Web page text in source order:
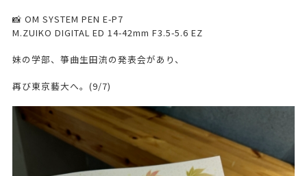
📸 OM SYSTEM PEN E-P7
M.ZUIKO DIGITAL ED 14-42mm F3.5-5.6 EZ
妹の学部、箏曲生田流の発表会があり、
再び東京藝大へ。(9/7)